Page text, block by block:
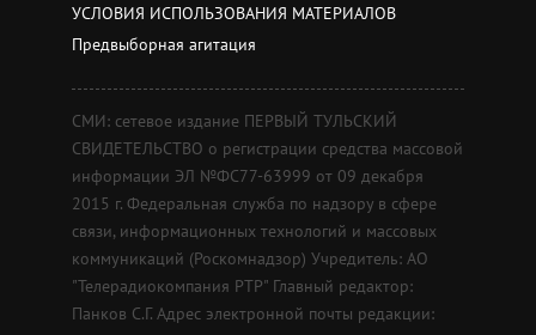
УСЛОВИЯ ИСПОЛЬЗОВАНИЯ МАТЕРИАЛОВ
Предвыборная агитация
СМИ: сетевое издание ПЕРВЫЙ ТУЛЬСКИЙ
СВИДЕТЕЛЬСТВО о регистрации средства массовой
информации ЭЛ №ФС77-63999 от 09 декабря
2015 г. Федеральная служба по надзору в сфере
связи, информационных технологий и массовых
коммуникаций (Роскомнадзор) Учредитель: АО
"Телерадиокомпания РТР" Главный редактор:
Панков С.Г. Адрес электронной почты редакции: